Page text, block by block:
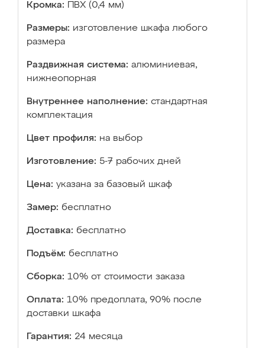
Кромка: ПВХ (0,4 мм)
Размеры: изготовление шкафа любого
размера
Раздвижная система: алюминиевая,
нижнеопорная
Внутреннее наполнение: стандартная
комплектация
Цвет профиля: на выбор
Изготовление: 5-7 рабочих дней
Цена: указана за базовый шкаф
Замер: бесплатно
Доставка: бесплатно
Подъём: бесплатно
Сборка: 10% от стоимости заказа
Оплата: 10% предоплата, 90% после
доставки шкафа
Гарантия: 24 месяца